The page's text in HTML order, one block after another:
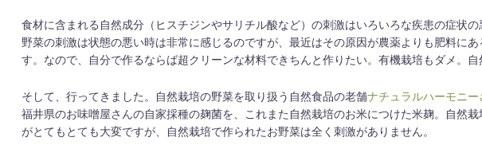
食材に含まれる自然成分（ヒスチジンやサリチル酸など）の刺激はいろいろな疾患の症状
野菜の刺激は状態の悪い時は非常に感じるのですが、最近はその原因が農薬よりも肥料に
す。なので、自分で作るならば超クリーンな材料できちんと作りたい。有機栽培もダメ。自
そして、行ってきました。自然栽培の野菜を取り扱う自然食品の老舗ナチュラルハーモニ
福井県のお味噌屋さんの自家採種の麹菌を、これまた自然栽培のお米につけた米麹。自然
がとてもとても大変ですが、自然栽培で作られたお野菜は全く刺激がありません。